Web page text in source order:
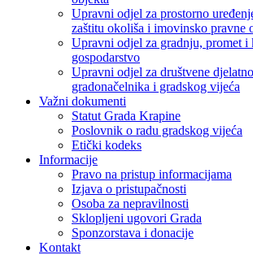
Upravni odjel za prostorno
zaštitu okoliša i imovinsko pravne
Upravni odjel za gradnju, promet i
gospodarstvo
Upravni odjel za društvene
gradonačelnika i gradskog vijeća
Važni dokumenti
Statut Grada Krapine
Poslovnik o radu gradskog vijeća
Etički kodeks
Informacije
Pravo na pristup informacijama
Izjava o pristupačnosti
Osoba za nepravilnosti
Sklopljeni ugovori Grada
Sponzorstava i donacije
Kontakt